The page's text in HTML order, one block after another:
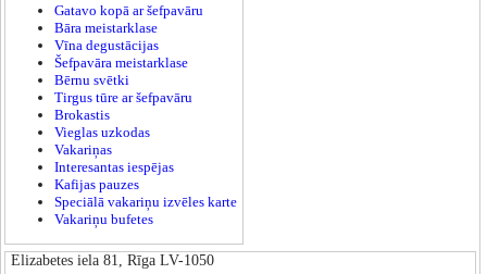
Gatavo kopā ar šefpavāru
Bāra meistarklase
Vīna degustācijas
Šefpavāra meistarklase
Bērnu svētki
Tirgus tūre ar šefpavāru
Brokastis
Vieglas uzkodas
Vakariņas
Interesantas iespējas
Kafijas pauzes
Speciālā vakariņu izvēles karte
Vakariņu bufetes
Elizabetes iela 81, Rīga LV-1050